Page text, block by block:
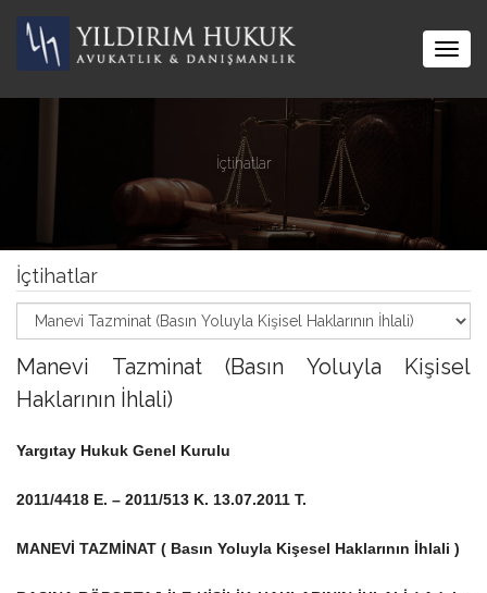
İçtihatlar
İçtihatlar
Manevi Tazminat (Basın Yoluyla Kişisel
Haklarının İhlali)
Yargıtay Hukuk Genel Kurulu
2011/4418 E. – 2011/513 K. 13.07.2011 T.
MANEVİ TAZMİNAT ( Basın Yoluyla Kişesel Haklarının İhlali )